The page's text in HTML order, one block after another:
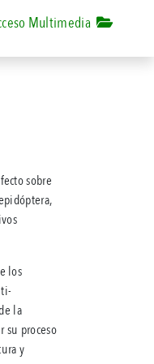
Multimedia
sobre
los
la
su proceso
y